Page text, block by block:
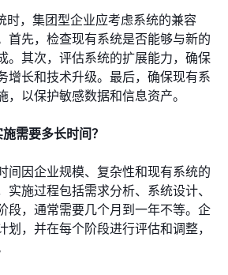
时，集团型企业应考虑系统的兼容
首先，检查现有系统是否能够与新的
。其次，评估系统的扩展能力，确保
增长和技术升级。最后，确保现有系
以保护敏感数据和信息资产。
需要多长时间？
间因企业规模、复杂性和现有系统的
施过程包括需求分析、系统设计、
段，通常需要几个月到一年不等。企
划，并在每个阶段进行评估和调整，